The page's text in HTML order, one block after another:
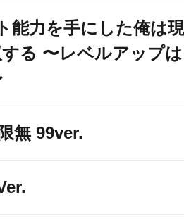
能力を手にした俺は現
る 〜レベルアップは
無 99ver.